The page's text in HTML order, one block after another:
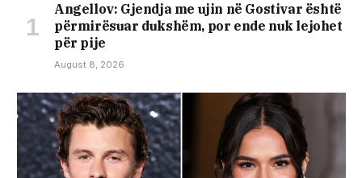
Angellov: Gjendja me ujin në Gostivar është
përmirësuar dukshëm, por ende nuk lejohet
për pije
August 8, 2026